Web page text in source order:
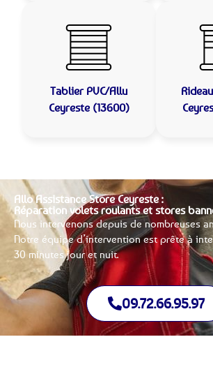
Tablier PVC/Allu
Ceyreste (13600)
Allo Assistance Store Ceyreste :
Réparation volets roulants et stores
Nous intervenons depuis de nombreuses
Notre équipe d’intervention est prête à
30 minutes jour et nuit.
09.72.66.95.97